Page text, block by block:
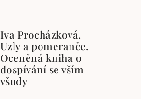
Iva Procházková.
Uzly a pomeranče.
Oceněná kniha o
dospívání se vším
všudy